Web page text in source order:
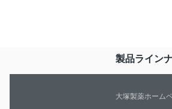
製品ライン
大塚製薬ホーム